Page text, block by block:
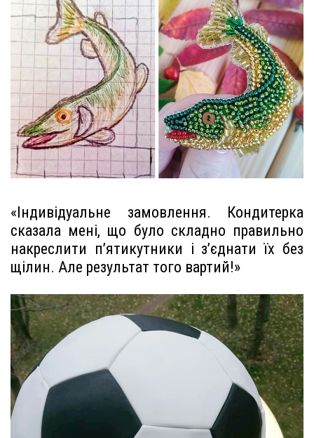
«Індивідуальне замовлення. Кондитерка
сказала мені, що було складно правильно
накреслити п’ятикутники і з’єднати їх без
щілин. Але результат того вартий!»